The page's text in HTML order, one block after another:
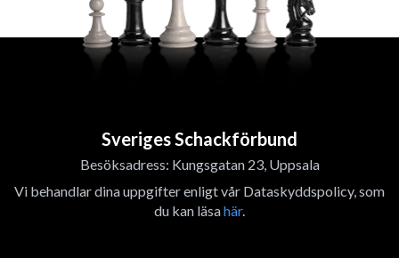
Sveriges Schackförbund
Besöksadress: Kungsgatan 23, Uppsala
Vi behandlar dina uppgifter enligt vår Dataskyddspolicy, som
du kan läsahär.